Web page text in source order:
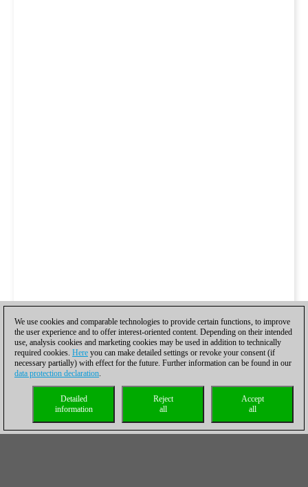
We use cookies and comparable technologies to provide certain functions, to improve
the user experience and to offer interest-oriented content. Depending on their intended
use, analysis cookies and marketing cookies may be used in addition to technically
required cookies. Here you can make detailed settings or revoke your consent (if
necessary partially) with effect for the future. Further information can be found in our
data protection declaration.
Accept
all
Reject
all
Detailed
information